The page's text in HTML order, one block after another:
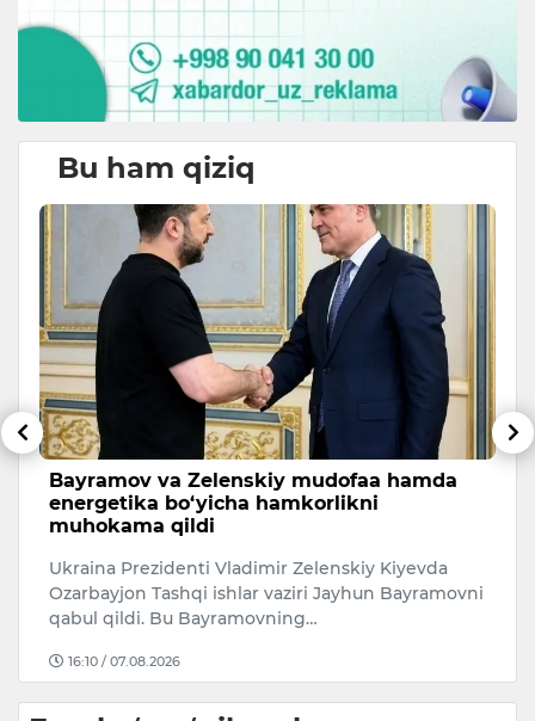
Bu ham qiziq
Bayramov va Zelenskiy mudofaa hamda
energetika bo‘yicha hamkorlikni
muhokama qildi
Ukraina Prezidenti Vladimir Zelenskiy Kiyevda
Ozarbayjon Tashqi ishlar vaziri Jayhun Bayramovni
qabul qildi. Bu Bayramovning…
16:10 / 07.08.2026